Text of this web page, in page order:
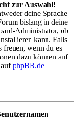
zur Auswahl!
deine Sprache
bislang in deine
Administrator, ob
kann. Falls
freuen, wenn du es
dazu können auf
aufphpBB.de